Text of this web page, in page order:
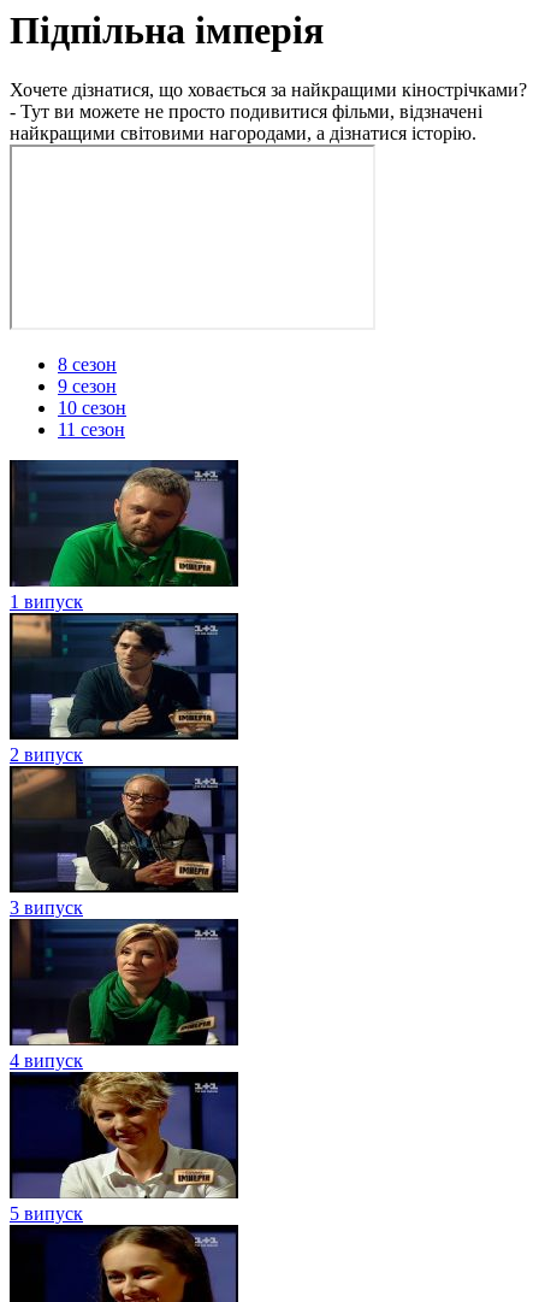
Підпільна імперія
Хочете дізнатися, що ховається за найкращими кінострічками?
- Тут ви можете не просто подивитися фільми, відзначені
найкращими світовими нагородами, а дізнатися історію.
8 сезон
9 сезон
10 сезон
11 сезон
1 випуск
2 випуск
3 випуск
4 випуск
5 випуск